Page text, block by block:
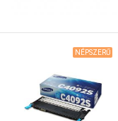
NÉPSZERŰ